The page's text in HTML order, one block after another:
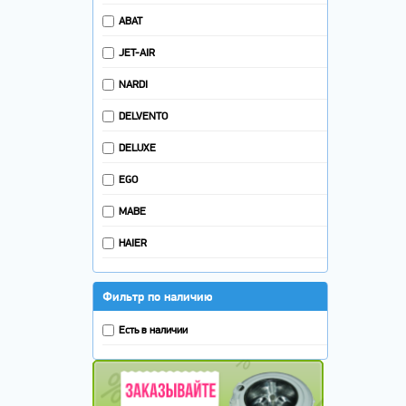
ABAT
JET-AIR
NARDI
DELVENTO
DELUXE
EGO
MABE
HAIER
Фильтр по наличию
Есть в наличии